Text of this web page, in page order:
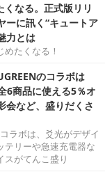
なる。正式版リリ
ーに訊く“キュートア
力とは
たくなる！
のコラボは
6商品に使える5％オ
会など、盛りだくさ
ラボは、爻光がデザイ
テリーや急速充電器な
スがてんこ盛り